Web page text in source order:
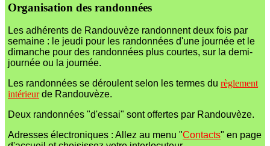
Organisation des randonnées
Les adhérents de Randouvèze randonnent deux fois par
semaine : le jeudi pour les randonnées d'une journée et le
dimanche pour des randonnées plus courtes, sur la demi-
journée ou la journée.
Les randonnées se déroulent selon les termes du règlement
intérieurde Randouvèze.
Deux randonnées "d'essai" sont offertes par Randouvèze.
Adresses électroniques : Allez au menu "Contacts" en page